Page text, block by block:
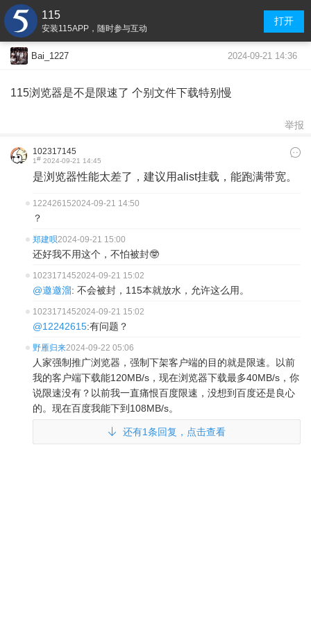
115
安装115APP，随时参与互动
打开
Bai_1227 2024-09-21 14:36
115浏览器是不是限速了 个别文件下载特别慢
举报
102317145
1# 2024-09-21 14:45
是浏览器性能太差了，建议用alist挂载，能跑满带宽。
122426152024-09-21 14:50
？
郑建呗2024-09-21 15:00
还好我不用这个，不怕被封🤓
1023171452024-09-21 15:02
@邀邀溜: 不会被封，115本就放水，允许这么用。
1023171452024-09-21 15:02
@12242615:有问题？
野雁归来2024-09-22 05:06
人家强制推广浏览器，强制下架客户端的目的就是限速。以前
我的客户端下载能120MB/s，现在浏览器下载最多40MB/s，你
说限速没有？以前我一直痛恨百度限速，没想到百度还是良心
的。现在百度我能下到108MB/s。
还有1条回复，点击查看